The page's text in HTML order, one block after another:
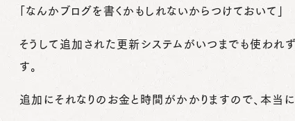
「なんかブログを書くかもしれないからつけておいて」
そうして追加された更新システムがいつまでも使われ
す。
追加にそれなりのお金と時間がかかりますので、本当に